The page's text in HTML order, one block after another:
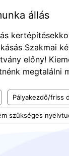
állás
Szakmai
előny!
megtalálni
Pályakezdő/friss
szükséges